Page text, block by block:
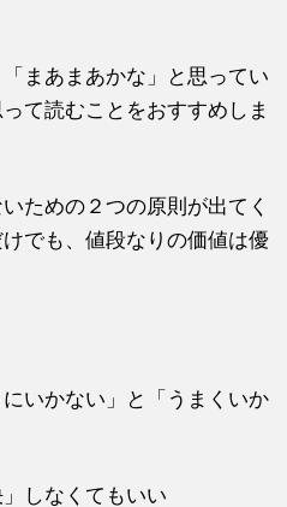
まあまあかな」と思ってい
て読むことをおすすめしま
ための２つの原則が出てく
でも、値段なりの価値は優
いかない」と「うまくいか
しなくてもいい